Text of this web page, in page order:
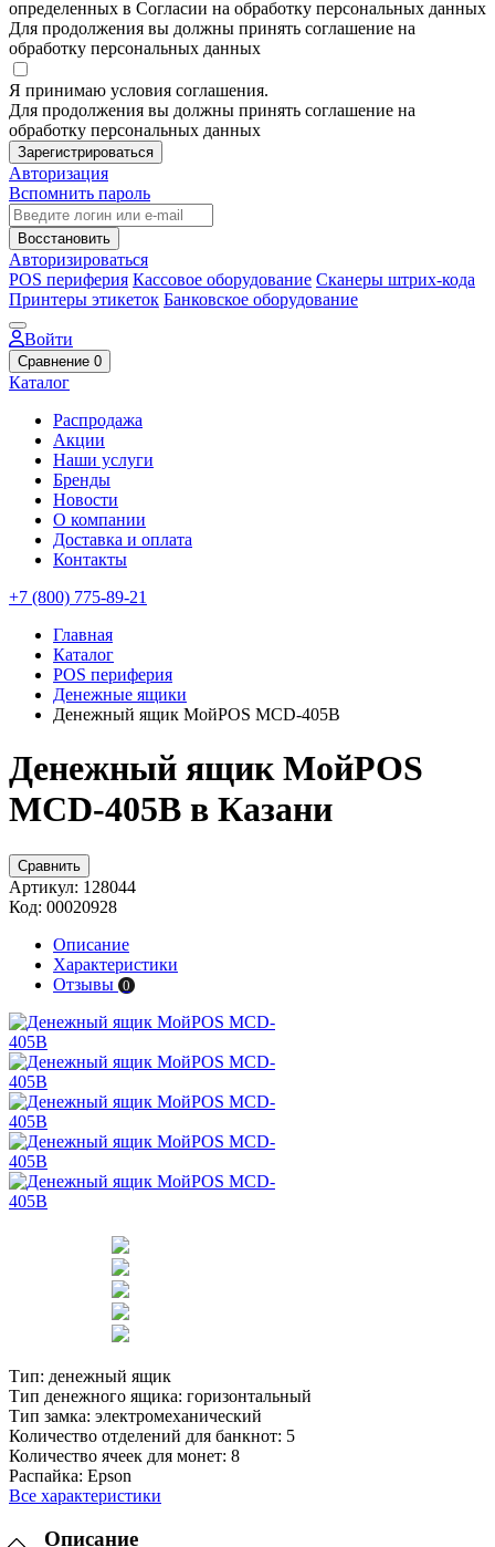
определенных в Согласии на обработку персональных данных
Для продолжения вы должны принять соглашение на
обработку персональных данных
Я принимаю условия соглашения.
Для продолжения вы должны принять соглашение на
обработку персональных данных
Зарегистрироваться
Авторизация
Вспомнить пароль
Восстановить
Авторизироваться
POS периферия Кассовое оборудование Сканеры штрих-кода
Принтеры этикеток Банковское оборудование
Войти
Сравнение 0
Каталог
Распродажа
Акции
Наши услуги
Бренды
Новости
О компании
Доставка и оплата
Контакты
+7 (800) 775-89-21
Главная
Каталог
POS периферия
Денежные ящики
Денежный ящик МойPOS MCD-405B
Денежный ящик МойPOS
MCD-405B в Казани
Сравнить
Артикул: 128044
Код: 00020928
Описание
Характеристики
Отзывы 0
Тип: денежный ящик
Тип денежного ящика: горизонтальный
Тип замка: электромеханический
Количество отделений для банкнот: 5
Количество ячеек для монет: 8
Распайка: Epson
Все характеристики
Описание